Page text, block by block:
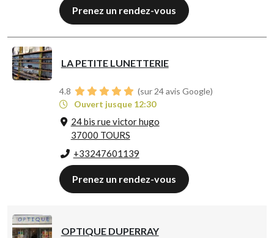
Prenez un rendez-vous
LA PETITE LUNETTERIE
4.8
(sur 24 avis Google)
Ouvert jusque 12:30
24 bis rue victor hugo
37000 TOURS
+33247601139
Prenez un rendez-vous
OPTIQUE DUPERRAY